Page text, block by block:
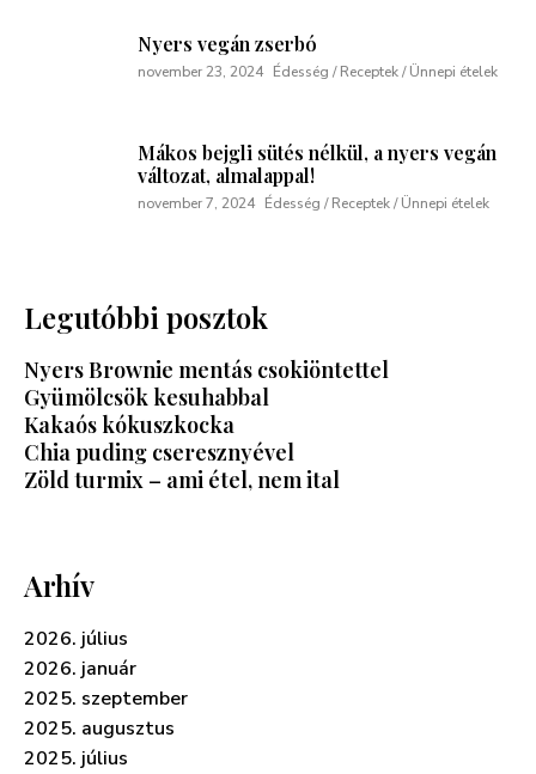
Nyers vegán zserbó
november 23, 2024 Édesség / Receptek / Ünnepi ételek
Mákos bejgli sütés nélkül, a nyers vegán
változat, almalappal!
november 7, 2024 Édesség / Receptek / Ünnepi ételek
Legutóbbi posztok
Nyers Brownie mentás csokiöntettel
Gyümölcsök kesuhabbal
Kakaós kókuszkocka
Chia puding cseresznyével
Zöld turmix – ami étel, nem ital
Arhív
2026. július
2026. január
2025. szeptember
2025. augusztus
2025. július